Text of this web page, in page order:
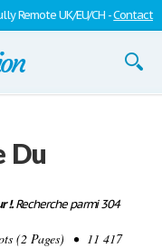
Remote UK/EU/CH -Contact
Du
!.Recherche parmi 304
(2 Pages) • 11 417